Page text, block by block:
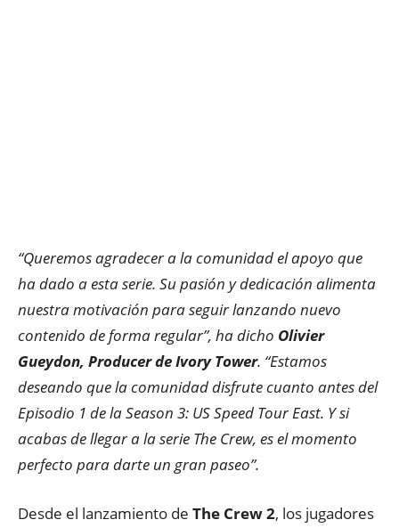
“Queremos agradecer a la comunidad el apoyo que
ha dado a esta serie. Su pasión y dedicación alimenta
nuestra motivación para seguir lanzando nuevo
contenido de forma regular”, ha dicho Olivier
Gueydon, Producer de Ivory Tower. “Estamos
deseando que la comunidad disfrute cuanto antes del
Episodio 1 de la Season 3: US Speed Tour East. Y si
acabas de llegar a la serie The Crew, es el momento
perfecto para darte un gran paseo”.
Desde el lanzamiento de The Crew2, los jugadores